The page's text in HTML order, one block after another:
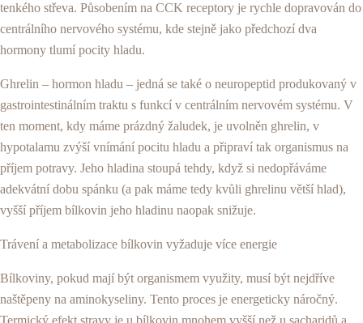
tenkého střeva. Působením na CCK receptory je rychle dopravován do
centrálního nervového systému, kde stejně jako předchozí dva
hormony tlumí pocity hladu.
Ghrelin – hormon hladu – jedná se také o neuropeptid produkovaný v
gastrointestinálním traktu s funkcí v centrálním nervovém systému. V
ten moment, kdy máme prázdný žaludek, je uvolněn ghrelin, v
hypotalamu zvýší vnímání pocitu hladu a připraví tak organismus na
příjem potravy. Jeho hladina stoupá tehdy, když si nedopřáváme
adekvátní dobu spánku (a pak máme tedy kvůli ghrelinu větší hlad),
vyšší příjem bílkovin jeho hladinu naopak snižuje.
Trávení a metabolizace bílkovin vyžaduje více energie
Bílkoviny, pokud mají být organismem využity, musí být nejdříve
naštěpeny na aminokyseliny. Tento proces je energeticky náročný.
Termický efekt stravy je u bílkovin mnohem vyšší než u sacharidů a